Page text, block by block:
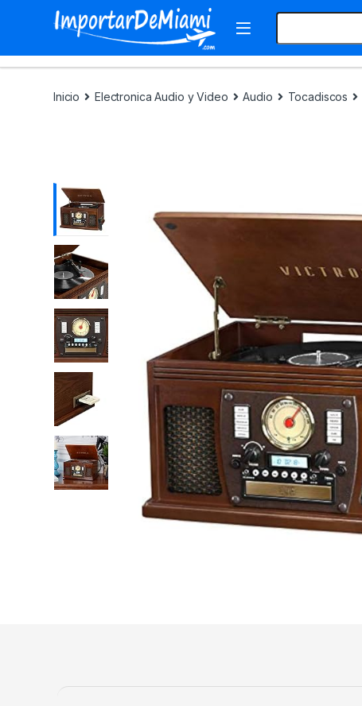
Skip to navigation
Skip to content
Search for:
Inicio Electronica Audio y Video Audio Tocadiscos